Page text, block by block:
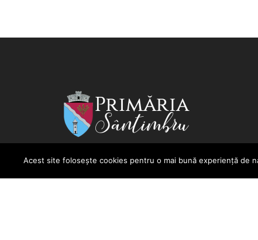
Sediul Primăriei:
Acest site folosește cookies pentru o mai bună experiență de